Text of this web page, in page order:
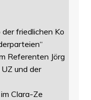
friedlichen Ko
Referenten Jörg
und der
Clara-Ze